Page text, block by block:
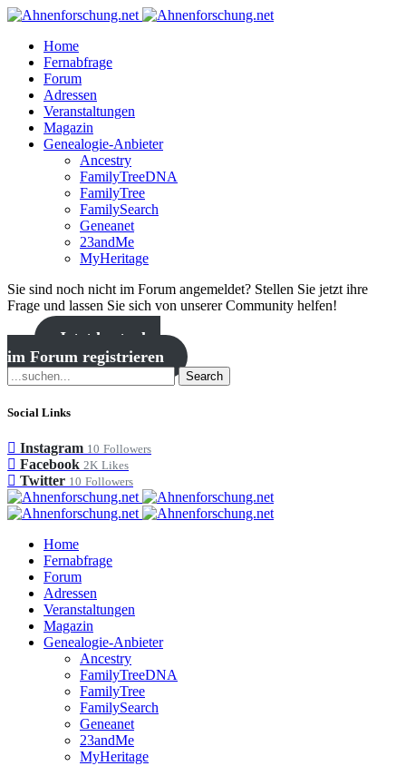
Home
Fernabfrage
Forum
Adressen
Veranstaltungen
Magazin
Genealogie-Anbieter
Ancestry
FamilyTreeDNA
FamilyTree
FamilySearch
Geneanet
23andMe
MyHeritage
Sie sind noch nicht im Forum angemeldet? Stellen Sie jetzt ihre
Frage und lassen Sie sich von unserer Community helfen!
Jetzt kostenlos
im Forum registrieren
Search
Social Links
Instagram 10 Followers
Facebook 2K Likes
Twitter 10 Followers
Home
Fernabfrage
Forum
Adressen
Veranstaltungen
Magazin
Genealogie-Anbieter
Ancestry
FamilyTreeDNA
FamilyTree
FamilySearch
Geneanet
23andMe
MyHeritage